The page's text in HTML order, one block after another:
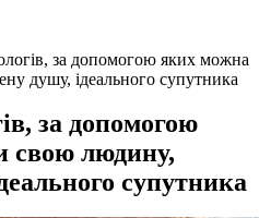
за допомогою яких можна
душу, ідеального супутника
за допомогою
свою людину,
супутника